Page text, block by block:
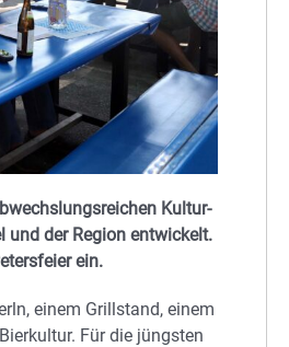
Kultur-
der Region entwickelt.
ein.
einem Grillstand, einem
Für die jüngsten